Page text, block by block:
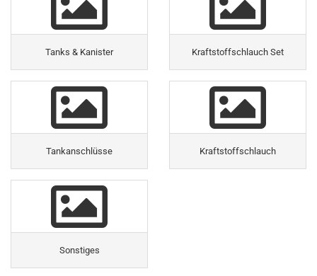
Tanks & Kanister Kraftstoffschlauch Set
Tankanschlüsse Kraftstoffschlauch
Sonstiges